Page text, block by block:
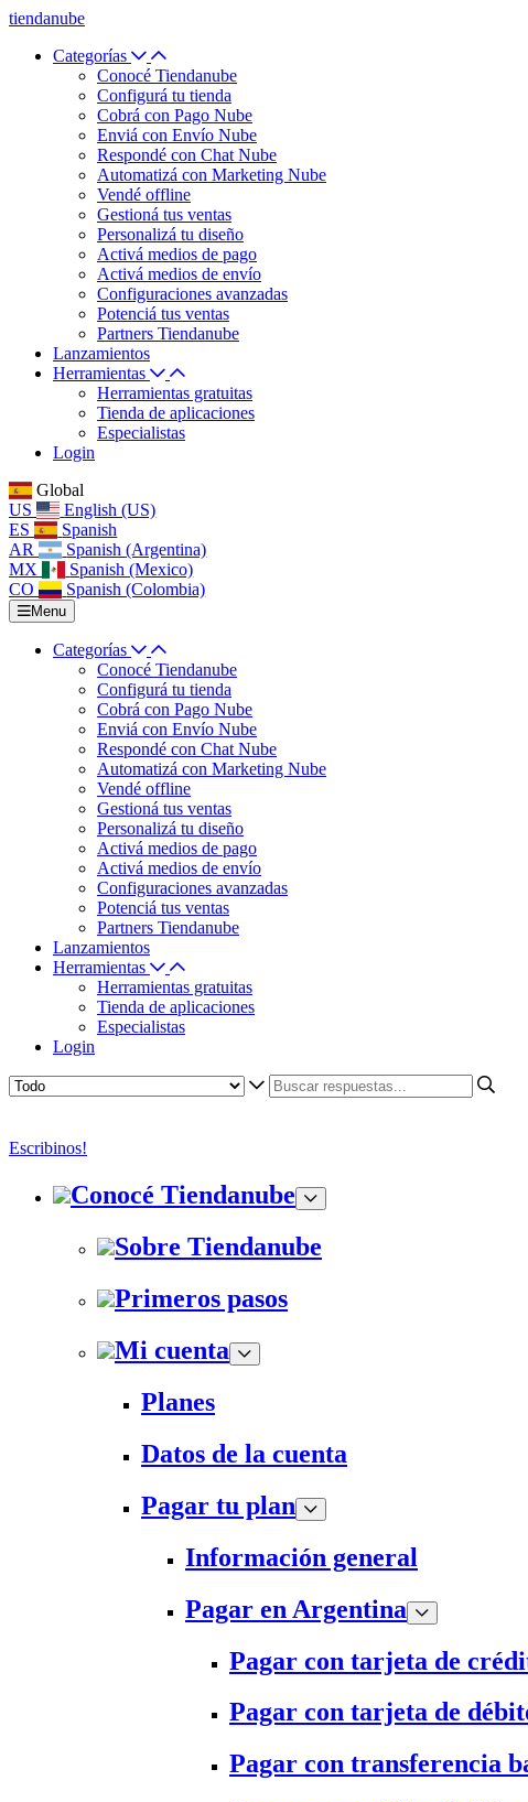
tiendanube
Categorías
Conocé Tiendanube
Configurá tu tienda
Cobrá con Pago Nube
Enviá con Envío Nube
Respondé con Chat Nube
Automatizá con Marketing Nube
Vendé offline
Gestioná tus ventas
Personalizá tu diseño
Activá medios de pago
Activá medios de envío
Configuraciones avanzadas
Potenciá tus ventas
Partners Tiendanube
Lanzamientos
Herramientas
Herramientas gratuitas
Tienda de aplicaciones
Especialistas
Login
Global
US
English (US)
ES
Spanish
AR
Spanish (Argentina)
MX
Spanish (Mexico)
CO
Spanish (Colombia)
Menu
Categorías
Conocé Tiendanube
Configurá tu tienda
Cobrá con Pago Nube
Enviá con Envío Nube
Respondé con Chat Nube
Automatizá con Marketing Nube
Vendé offline
Gestioná tus ventas
Personalizá tu diseño
Activá medios de pago
Activá medios de envío
Configuraciones avanzadas
Potenciá tus ventas
Partners Tiendanube
Lanzamientos
Herramientas
Herramientas gratuitas
Tienda de aplicaciones
Especialistas
Login
Escribinos!
Conocé Tiendanube
Sobre Tiendanube
Primeros pasos
Mi cuenta
Planes
Datos de la cuenta
Pagar tu plan
Información general
Pagar en Argentina
Pagar con tarjeta de
Pagar con tarjeta de
Pagar con transferencia